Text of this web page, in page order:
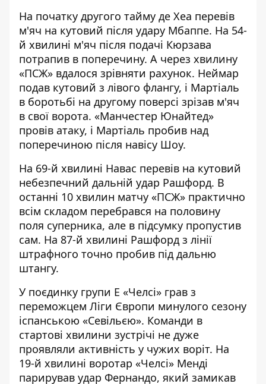
На початку другого тайму де Хеа перевів
м'яч на кутовий після удару Мбаппе. На 54-
й хвилині м'яч після подачі Кюрзава
потрапив в поперечину. А через хвилину
«ПСЖ» вдалося зрівняти рахунок. Неймар
подав кутовий з лівого флангу, і Мартіаль
в боротьбі на другому поверсі зрізав м'яч
в свої ворота. «Манчестер Юнайтед»
провів атаку, і Мартіаль пробив над
поперечиною після навісу Шоу.
На 69-й хвилині Навас перевів на кутовий
небезпечний дальній удар Рашфорд. В
останні 10 хвилин матчу «ПСЖ» практично
всім складом перебрався на половину
поля суперника, але в підсумку пропустив
сам. На 87-й хвилині Рашфорд з лінії
штрафного точно пробив під дальню
штангу.
У поєдинку групи Е «Челсі» грав з
переможцем Ліги Європи минулого сезону
іспанською «Севільєю». Команди в
стартові хвилини зустрічі не дуже
проявляли активність у чужих воріт. На
19-й хвилині воротар «Челсі» Менді
парирував удар Фернандо, який замикав